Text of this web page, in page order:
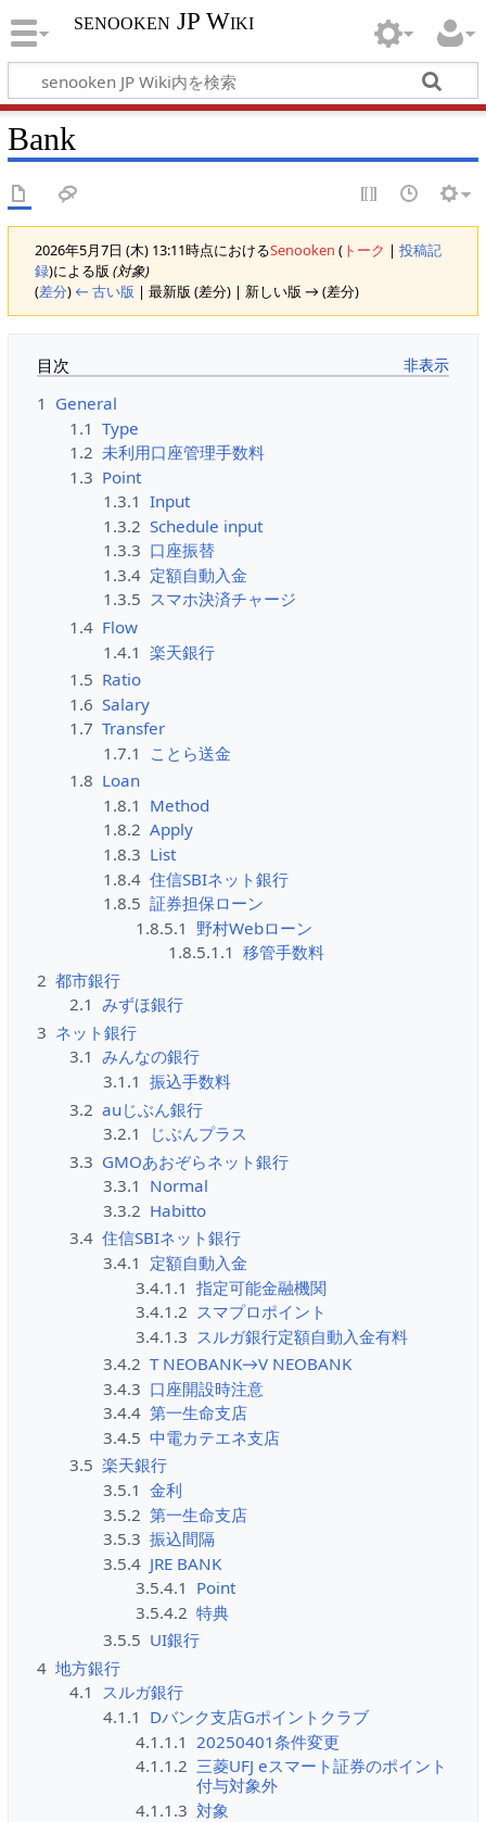
senooken JP Wiki
Bank
2026年5月7日 (木) 13:11時点におけるSenooken (トーク | 投稿記
録)による版 (対象)
(差分) ← 古い版 | 最新版 (差分) | 新しい版 → (差分)
目次
1 General
1.1 Type
1.2 未利用口座管理手数料
1.3 Point
1.3.1 Input
1.3.2 Schedule input
1.3.3 口座振替
1.3.4 定額自動入金
1.3.5 スマホ決済チャージ
1.4 Flow
1.4.1 楽天銀行
1.5 Ratio
1.6 Salary
1.7 Transfer
1.7.1
ことら送金
1.8 Loan
1.8.1 Method
1.8.2 Apply
1.8.3 List
1.8.4 住信SBIネット銀行
1.8.5 証券担保ローン
1.8.5.1 野村Webローン
1.8.5.1.1 移管手数料
2 都市銀行
2.1 みずほ銀行
3 ネット銀行
3.1 みんなの銀行
3.1.1 振込手数料
3.2 auじぶん銀行
3.2.1
じぶんプラス
3.3 GMOあおぞらネット銀行
3.3.1 Normal
3.3.2 Habitto
3.4 住信SBIネット銀行
3.4.1 定額自動入金
3.4.1.1 指定可能金融機関
3.4.1.2 スマプロポイント
3.4.1.3 スルガ銀行定額自動入金有料
3.4.2 T NEOBANK→V NEOBANK
3.4.3 口座開設時注意
3.4.4 第一生命支店
3.4.5 中電カテエネ支店
3.5 楽天銀行
3.5.1 金利
3.5.2 第一生命支店
3.5.3 振込間隔
3.5.4 JRE BANK
3.5.4.1 Point
3.5.4.2 特典
3.5.5 UI銀行
4 地方銀行
4.1 スルガ銀行
4.1.1 Dバンク支店Gポイントクラブ
4.1.1.1 20250401条件変更
4.1.1.2 三菱UFJ eスマート証券のポイント
付与対象外
4.1.1.3 対象